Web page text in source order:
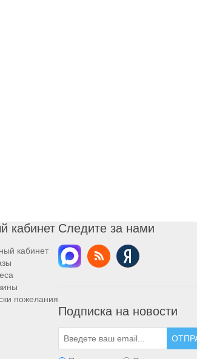
кабинет
кабинет
пожелания
Следите за нами
Подписка на новости